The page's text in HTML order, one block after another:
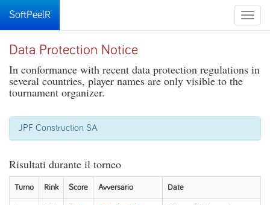
Toggle
SoftPeelR
Data Protection Notice
In conformance with recent data protection regulations in
several countries, player names are only visible to the
tournament organizer.
JPF Construction SA
Risultati durante il torneo
Turno Rink Score Avversario Date